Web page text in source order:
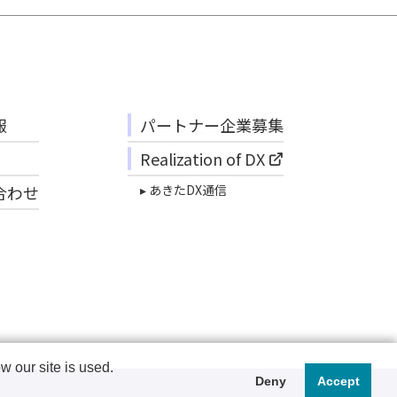
わせ
パートナー企業募集
Realization of DX
▸ あきたDX通信
our site is used.
Deny Accept